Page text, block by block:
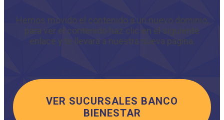
Hemos movido el contenido a un nuevo dominio,
para ver el contenido haz clic en el siguiente
enlace y te llevará a nuestra nueva página.
VER SUCURSALES BANCO
BIENESTAR